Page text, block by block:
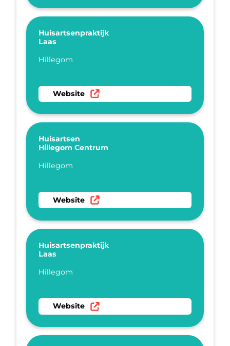
Huisartsenpraktijk
Laas
Plaatsnaam
Hillegom
Ga naar website Huisartsenpraktijk Laas
Website
Huisartsen
Hillegom Centrum
Plaatsnaam
Hillegom
Ga naar website Huisartsen Hillegom Centrum
Website
Huisartsenpraktijk
Laas
Plaatsnaam
Hillegom
Ga naar website Huisartsenpraktijk Laas
Website